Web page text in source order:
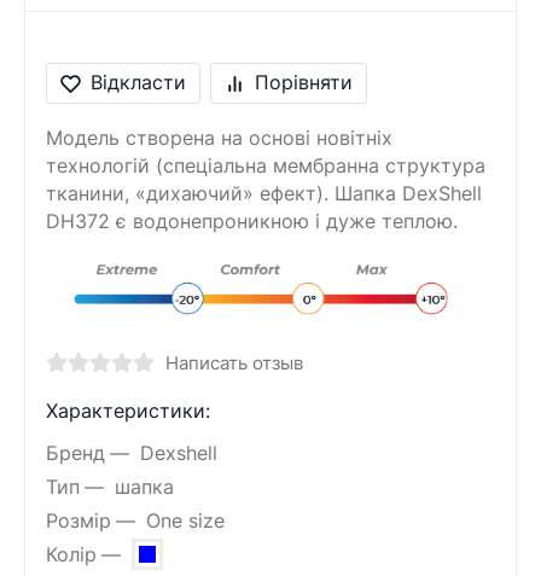
Відкласти Порівняти
Модель створена на основі новітніх
технологій (спеціальна мембранна структура
тканини, «дихаючий» ефект). Шапка DexShell
DH372 є водонепроникною і дуже теплою.
Написать отзыв
Характеристики:
Бренд
Dexshell
Тип
шапка
Розмір
One size
Колір
2 + 9 =